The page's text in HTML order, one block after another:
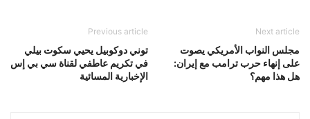
Previous article
توني دوكوبيل يحيي سكوت بيلي
في تكريم عاطفي لقناة سي بي إس
الإخبارية المسائية
Next article
مجلس النواب الأمريكي يصوت
على إنهاء حرب ترامب مع إيران:
هل هذا مهم؟